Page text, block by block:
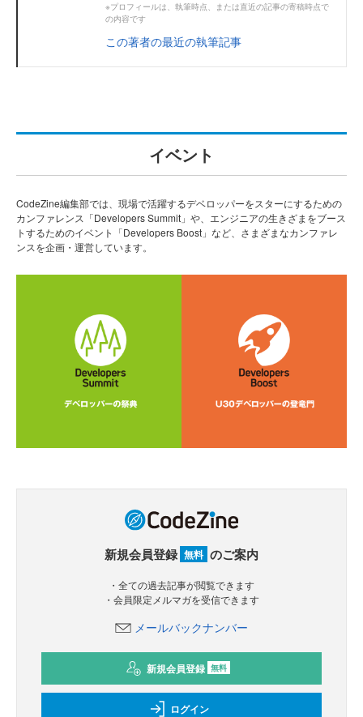
※プロフィールは、執筆時点、または直近の記事の寄稿時点で
の内容です
この著者の最近の執筆記事
イベント
CodeZine編集部では、現場で活躍するデベロッパーをスターにするための
カンファレンス「Developers Summit」や、エンジニアの生きざまをブース
トするためのイベント「Developers Boost」など、さまざまなカンファレ
ンスを企画・運営しています。
新規会員登録 無料 のご案内
・全ての過去記事が閲覧できます
・会員限定メルマガを受信できます
メールバックナンバー
新規会員登録 無料
ログイン